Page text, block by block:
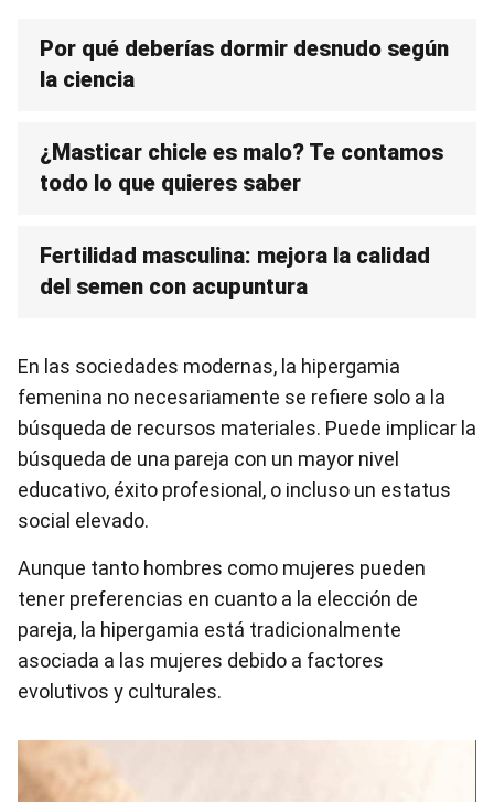
Por qué deberías dormir desnudo según
la ciencia
¿Masticar chicle es malo? Te contamos
todo lo que quieres saber
Fertilidad masculina: mejora la calidad
del semen con acupuntura
En las sociedades modernas, la hipergamia
femenina no necesariamente se refiere solo a la
búsqueda de recursos materiales. Puede implicar la
búsqueda de una pareja con un mayor nivel
educativo, éxito profesional, o incluso un estatus
social elevado.
Aunque tanto hombres como mujeres pueden
tener preferencias en cuanto a la elección de
pareja, la hipergamia está tradicionalmente
asociada a las mujeres debido a factores
evolutivos y culturales.